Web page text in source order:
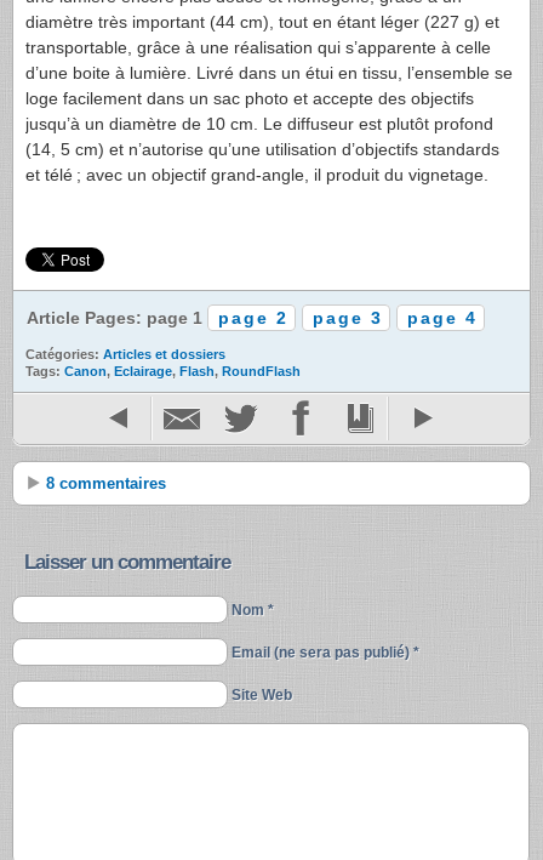
diamètre très important (44 cm), tout en étant léger (227 g) et
transportable, grâce à une réalisation qui s’apparente à celle
d’une boite à lumière. Livré dans un étui en tissu, l’ensemble se
loge facilement dans un sac photo et accepte des objectifs
jusqu’à un diamètre de 10 cm. Le diffuseur est plutôt profond
(14, 5 cm) et n’autorise qu’une utilisation d’objectifs standards
et télé ; avec un objectif grand-angle, il produit du vignetage.
Article Pages: page 1 page 2 page 3 page 4
Catégories: Articles et dossiers
Tags: Canon, Eclairage, Flash, RoundFlash
8 commentaires
Laisser un commentaire
Nom *
Email (ne sera pas publié) *
Site Web